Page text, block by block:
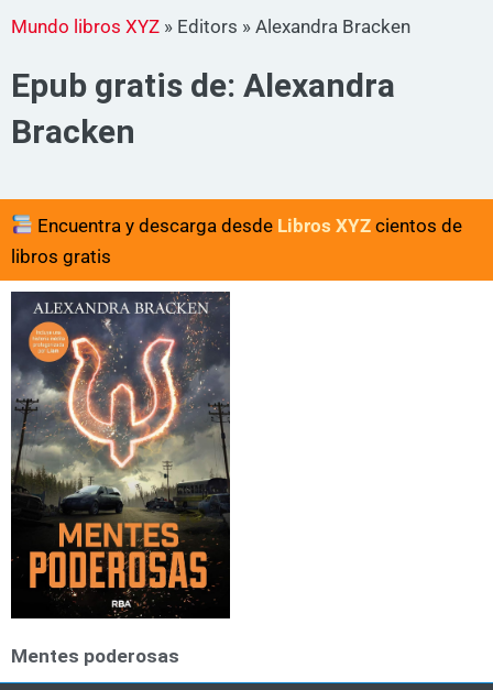
Mundo libros XYZ » Editors » Alexandra Bracken
Epub gratis de: Alexandra
Bracken
Encuentra y descarga desde Libros XYZcientos de
libros gratis
Mentes poderosas